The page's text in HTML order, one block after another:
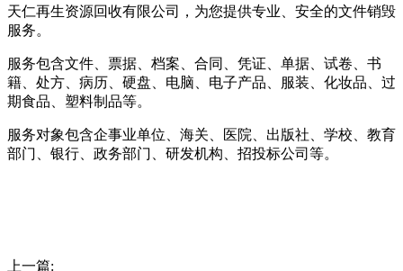
天仁再生资源回收有限公司，为您提供专业、安全的文件销毁
服务。
服务包含文件、票据、档案、合同、凭证、单据、试卷、书
籍、处方、病历、硬盘、电脑、电子产品、服装、化妆品、过
期食品、塑料制品等。
服务对象包含企事业单位、海关、医院、出版社、学校、教育
部门、银行、政务部门、研发机构、招投标公司等。
上一篇: